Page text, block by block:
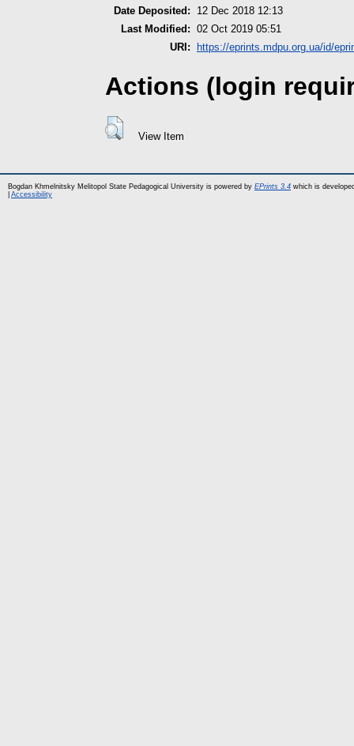
Date Deposited:
12 Dec 2018 12:13
Last Modified: 02 Oct 2019 05:51
URI:
https://eprints.mdpu.org.ua/id/
Actions (login
View Item
Bogdan Khmelnitsky Melitopol State Pedagogical University is powered by EPrints 3.4 which is
Accessibility